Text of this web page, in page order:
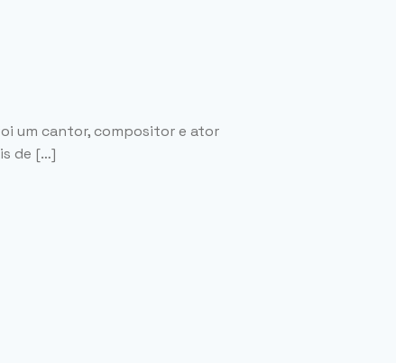
um cantor, compositor e ator
de […]